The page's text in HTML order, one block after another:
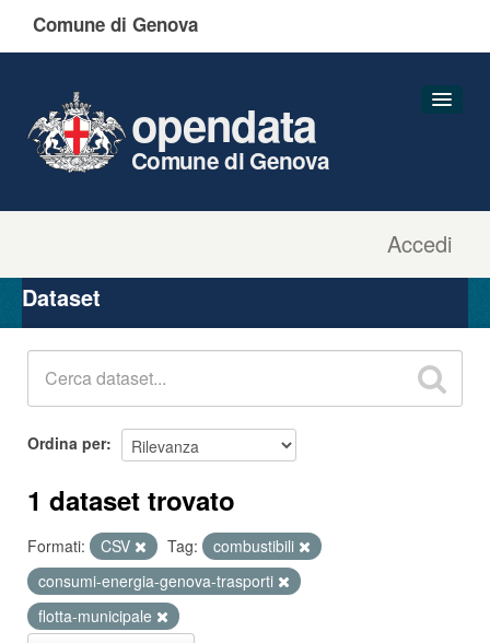
Comune di Genova
Accedi
opendata
Comune di Genova
Organizzazioni
Gruppi
Dataset
Ordina per
1 dataset trovato
Formati: CSV Tag:
combustibili
consumi-energia-genova-trasporti
flotta-municipale